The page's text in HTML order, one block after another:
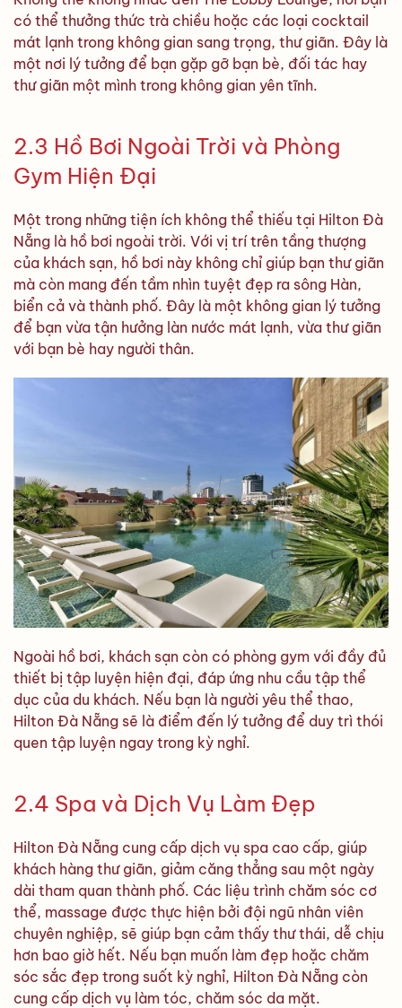
có thể thưởng thức trà chiều hoặc các loại cocktail
mát lạnh trong không gian sang trọng, thư giãn. Đây là
một nơi lý tưởng để bạn gặp gỡ bạn bè, đối tác hay
thư giãn một mình trong không gian yên tĩnh.
2.3 Hồ Bơi Ngoài Trời và Phòng
Gym Hiện Đại
Một trong những tiện ích không thể thiếu tại Hilton Đà
Nẵng là hồ bơi ngoài trời. Với vị trí trên tầng thượng
của khách sạn, hồ bơi này không chỉ giúp bạn thư giãn
mà còn mang đến tầm nhìn tuyệt đẹp ra sông Hàn,
biển cả và thành phố. Đây là một không gian lý tưởng
để bạn vừa tận hưởng làn nước mát lạnh, vừa thư giãn
với bạn bè hay người thân.
Ngoài hồ bơi, khách sạn còn có phòng gym với đầy đủ
thiết bị tập luyện hiện đại, đáp ứng nhu cầu tập thể
dục của du khách. Nếu bạn là người yêu thể thao,
Hilton Đà Nẵng sẽ là điểm đến lý tưởng để duy trì thói
quen tập luyện ngay trong kỳ nghỉ.
2.4 Spa và Dịch Vụ Làm Đẹp
Hilton Đà Nẵng cung cấp dịch vụ spa cao cấp, giúp
khách hàng thư giãn, giảm căng thẳng sau một ngày
dài tham quan thành phố. Các liệu trình chăm sóc cơ
thể, massage được thực hiện bởi đội ngũ nhân viên
chuyên nghiệp, sẽ giúp bạn cảm thấy thư thái, dễ chịu
hơn bao giờ hết. Nếu bạn muốn làm đẹp hoặc chăm
sóc sắc đẹp trong suốt kỳ nghỉ, Hilton Đà Nẵng còn
cung cấp dịch vụ làm tóc, chăm sóc da mặt.